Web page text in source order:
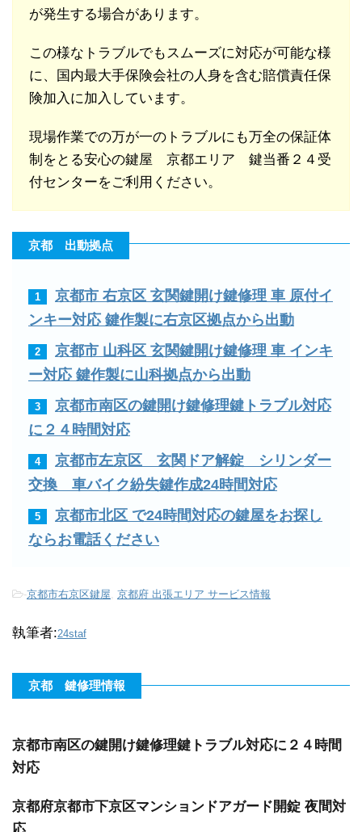
が発生する場合があります。
この様なトラブルでもスムーズに対応が可能な様
に、国内最大手保険会社の人身を含む賠償責任保
険加入に加入しています。
現場作業での万が一のトラブルにも万全の保証体
制をとる安心の鍵屋 京都エリア 鍵当番２４受
付センターをご利用ください。
京都 出動拠点
1
京都市 右京区 玄関鍵開け鍵修理 車 原付イ
ンキー対応 鍵作製に右京区拠点から出動
2
京都市 山科区 玄関鍵開け鍵修理 車 インキ
ー対応 鍵作製に山科拠点から出動
3
京都市南区の鍵開け鍵修理鍵トラブル対応
に２４時間対応
4
京都市左京区 玄関ドア解錠 シリンダー
交換 車バイク紛失鍵作成24時間対応
5
京都市北区 で24時間対応の鍵屋をお探し
ならお電話ください
-京都市右京区鍵屋 京都府 出張エリア サービス情報
執筆者:24staf
京都 鍵修理情報
京都市南区の鍵開け鍵修理鍵トラブル対応に２４時間
対応
京都府京都市下京区マンションドアガード開錠 夜間対
応